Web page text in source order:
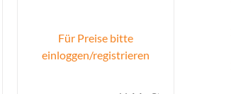
Für Preise bitte
einloggen/registrieren